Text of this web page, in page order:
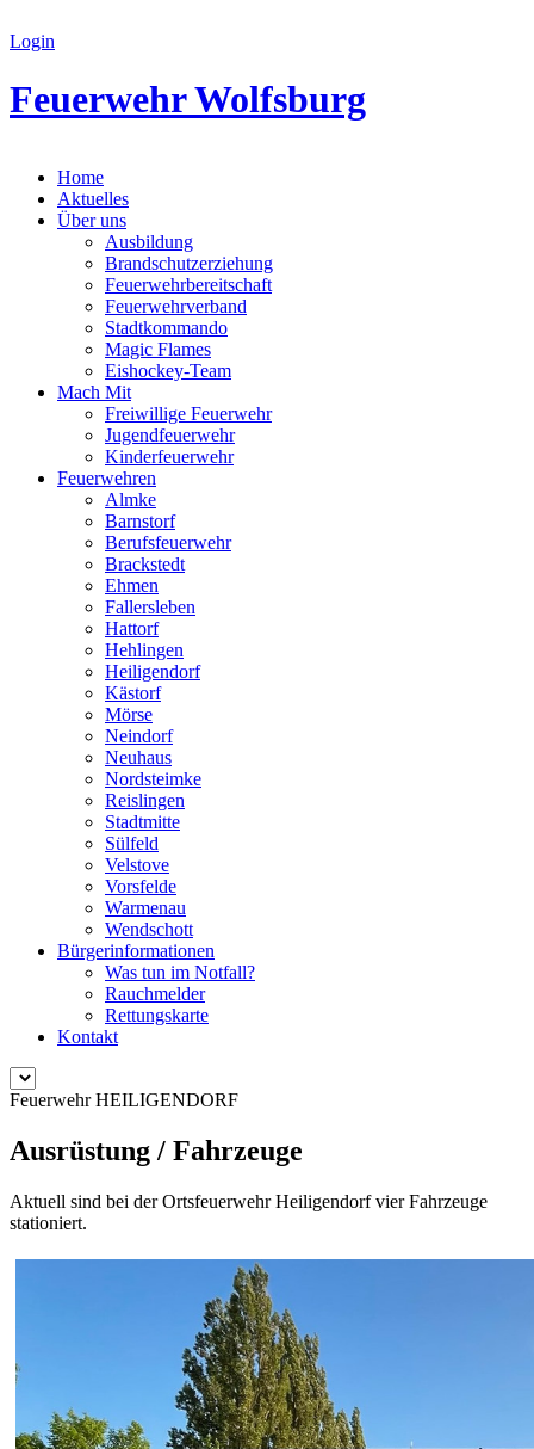
Login
Feuerwehr Wolfsburg
Home
Aktuelles
Über uns
Ausbildung
Brandschutzerziehung
Feuerwehrbereitschaft
Feuerwehrverband
Stadtkommando
Magic Flames
Eishockey-Team
Mach Mit
Freiwillige Feuerwehr
Jugendfeuerwehr
Kinderfeuerwehr
Feuerwehren
Almke
Barnstorf
Berufsfeuerwehr
Brackstedt
Ehmen
Fallersleben
Hattorf
Hehlingen
Heiligendorf
Kästorf
Mörse
Neindorf
Neuhaus
Nordsteimke
Reislingen
Stadtmitte
Sülfeld
Velstove
Vorsfelde
Warmenau
Wendschott
Bürgerinformationen
Was tun im Notfall?
Rauchmelder
Rettungskarte
Kontakt
Feuerwehr HEILIGENDORF
Ausrüstung / Fahrzeuge
Aktuell sind bei der Ortsfeuerwehr Heiligendorf vier Fahrzeuge
stationiert.